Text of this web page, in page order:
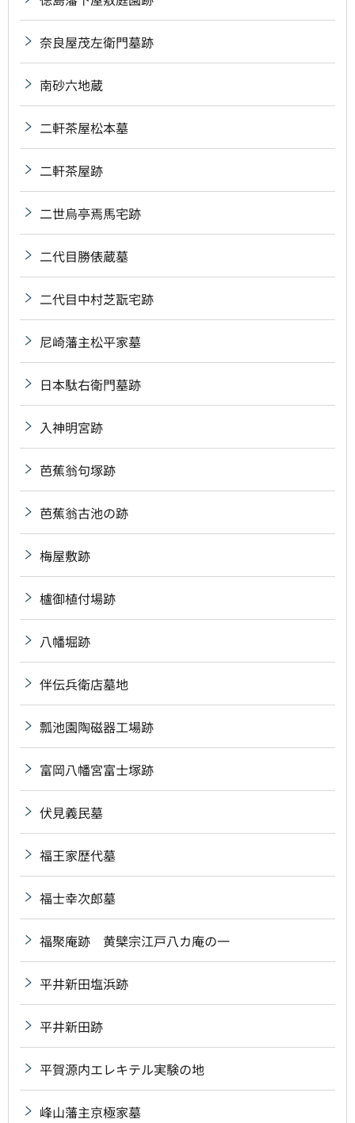
奈良屋茂左衛門墓跡
南砂六地蔵
二軒茶屋松本墓
二軒茶屋跡
二世烏亭焉馬宅跡
二代目勝俵蔵墓
二代目中村芝翫宅跡
尼崎藩主松平家墓
日本駄右衛門墓跡
入神明宮跡
芭蕉翁句塚跡
芭蕉翁古池の跡
梅屋敷跡
櫨御植付場跡
八幡堀跡
伴伝兵衛店墓地
瓢池園陶磁器工場跡
富岡八幡宮富士塚跡
伏見義民墓
福王家歴代墓
福士幸次郎墓
福聚庵跡 黄檗宗江戸八カ庵の一
平井新田塩浜跡
平井新田跡
平賀源内エレキテル実験の地
峰山藩主京極家墓